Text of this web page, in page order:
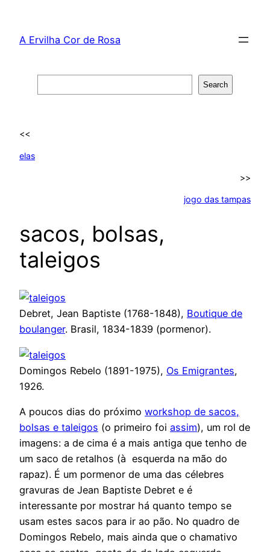
content
A Ervilha Cor de Rosa
Search
<<
elas
>>
jogo das tampas
sacos, bolsas,
taleigos
Debret, Jean Baptiste (1768-1848), Boutique de
boulanger. Brasil, 1834-1839 (pormenor).
Domingos Rebelo (1891-1975), Os Emigrantes,
1926.
A poucos dias do próximo workshop de sacos,
bolsas e taleigos (o primeiro foi assim), um rol de
imagens: a de cima é a mais antiga que tenho de
um saco de retalhos (à esquerda na mão do
rapaz). É um pormenor de uma das célebres
gravuras de Jean Baptiste Debret e é
interessante por mostrar há quanto tempo se
usam estes sacos para ir ao pão. No quadro de
Domingos Rebelo, mais ainda que o chamativo